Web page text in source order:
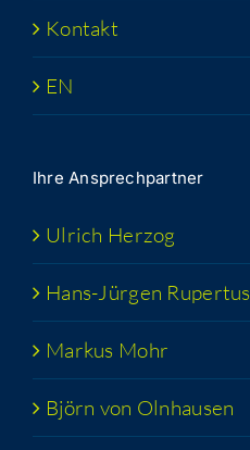
Kon­takt
EN
Ihre Ansprech­part­ner
Ulrich Her­zog
Hans-Jür­­gen Rupertus
Mar­kus Mohr
Björn von Olnhausen